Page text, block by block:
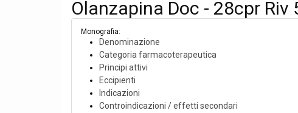
Olanzapina Doc - 28cpr Riv
Monografia:
Denominazione
Categoria farmacoterapeutica
Principi attivi
Eccipienti
Indicazioni
Controindicazioni / effetti secondari